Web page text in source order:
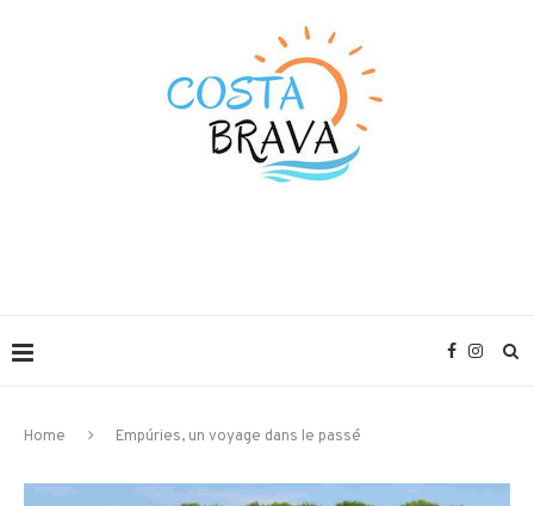
Home Empúries, un voyage dans le passé